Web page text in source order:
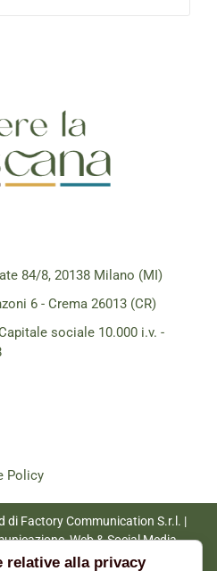
84/8, 20138 Milano (MI)
6 - Crema 26013 (CR)
sociale 10.000 i.v. -
Policy
di Factory Communication S.r.l. |
Web & Social Media
relative alla privacy